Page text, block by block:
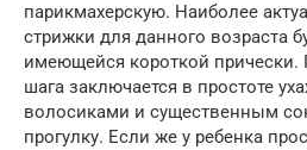
парикмахерскую. Наиболее
стрижки для данного возраста
имеющейся короткой прически.
шага заключается в простоте
волосиками и существенным
прогулку. Если же у ребенка